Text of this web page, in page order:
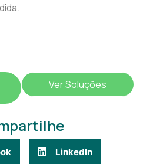
Ver Soluções
LinkedIn